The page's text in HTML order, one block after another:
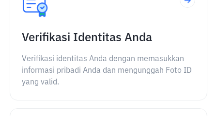
Verifikasi Identitas Anda
Verifikasi identitas Anda dengan memasukkan
informasi pribadi Anda dan mengunggah Foto ID
yang valid.